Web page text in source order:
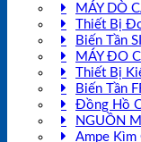
MÁY DÒ
Thiết Bị
Biến Tần
MÁY ĐO
Thiết Bị
Biến Tần
Đồng Hồ
NGUỒN
Ampe Kìm